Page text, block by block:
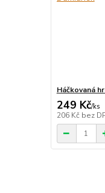
Háčkovaná
249 Kč/ks
206 Kč bez